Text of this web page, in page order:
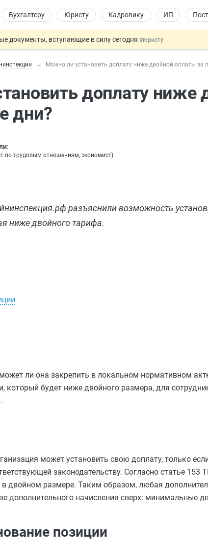
Бухгалтеру Юристу Кадровику ИП
документы, вступающие в силу сегодня #юристу
беременных пропишут в ТК РФ #кадровику
единые критерии трудовых и ГПХ-отношений#кадровику
Можно ли установить доплату ниже двойной оплаты за
доплату ниже
дни?
по трудовым отношениям, экономист)
разъяснили возможность
ниже двойного тарифа.
может ли она закрепить в локальном нормативном
который будет ниже двойного размера, для
может установить свою доплату, только
законодательству. Согласно статье
двойном размере. Таким образом, любая
дополнительного начисления сверх: минимальные
позиции